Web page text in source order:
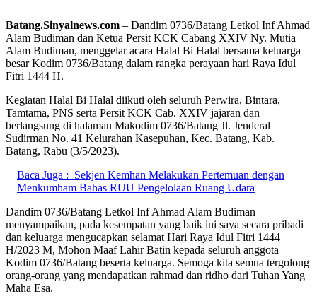
Batang.Sinyalnews.com – Dandim 0736/Batang Letkol Inf Ahmad
Alam Budiman dan Ketua Persit KCK Cabang XXIV Ny. Mutia
Alam Budiman, menggelar acara Halal Bi Halal bersama keluarga
besar Kodim 0736/Batang dalam rangka perayaan hari Raya Idul
Fitri 1444 H.
Kegiatan Halal Bi Halal diikuti oleh seluruh Perwira, Bintara,
Tamtama, PNS serta Persit KCK Cab. XXIV jajaran dan
berlangsung di halaman Makodim 0736/Batang Jl. Jenderal
Sudirman No. 41 Kelurahan Kasepuhan, Kec. Batang, Kab.
Batang, Rabu (3/5/2023).
Baca Juga : Sekjen Kemhan Melakukan Pertemuan dengan
Menkumham Bahas RUU Pengelolaan Ruang Udara
Dandim 0736/Batang Letkol Inf Ahmad Alam Budiman
menyampaikan, pada kesempatan yang baik ini saya secara pribadi
dan keluarga mengucapkan selamat Hari Raya Idul Fitri 1444
H/2023 M, Mohon Maaf Lahir Batin kepada seluruh anggota
Kodim 0736/Batang beserta keluarga. Semoga kita semua tergolong
orang-orang yang mendapatkan rahmad dan ridho dari Tuhan Yang
Maha Esa.